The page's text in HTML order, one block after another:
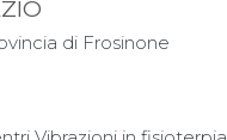
di Frosinone